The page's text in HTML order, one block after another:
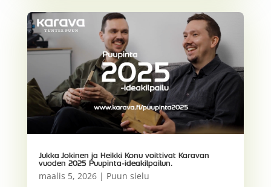
Jukka Jokinen ja Heikki Konu voittivat Karavan
vuoden 2025 Puupinta-ideakilpailun.
maalis 5, 2026| Puun sielu